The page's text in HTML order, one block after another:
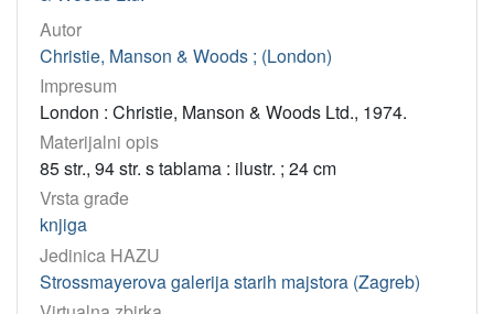
Autor
Christie, Manson & Woods ; (London)
Impresum
London : Christie, Manson & Woods Ltd., 1974.
Materijalni opis
85 str., 94 str. s tablama : ilustr. ; 24 cm
Vrsta građe
knjiga
Jedinica HAZU
Strossmayerova galerija starih majstora (Zagreb)